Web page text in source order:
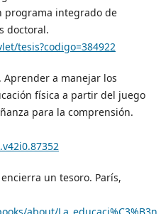
programa integrado de
doctoral.
tesis?codigo=384922
Aprender a manejar los
física a partir del juego
para la comprensión.
encierra un tesoro. París,